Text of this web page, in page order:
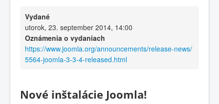
Vydané
utorok, 23. september 2014, 14:00
Oznámenia o vydaniach
https://www.joomla.org/announcements/release-news/
5564-joomla-3-3-4-released.html
Nové inštalácie Joomla!